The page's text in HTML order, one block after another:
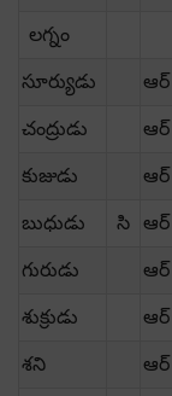
లగ్నం
సూర్యుడు ఆర్
చంద్రుడు ఆర్
కుజుడు ఆర్
బుధుడు సి ఆర్
గురుడు ఆర్
శుక్రుడు ఆర్
శని ఆర్